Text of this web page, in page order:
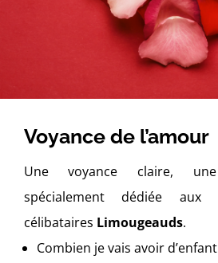
Voyance de l’amour
Une voyance claire,
spécialement dédiée
célibataires Limougeauds.
Combien je vais avoir